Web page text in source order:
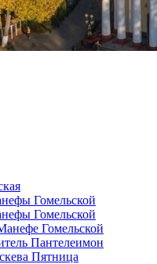
Гомельской
Гомельской
Гомельской
Пантелеимон
Пятница